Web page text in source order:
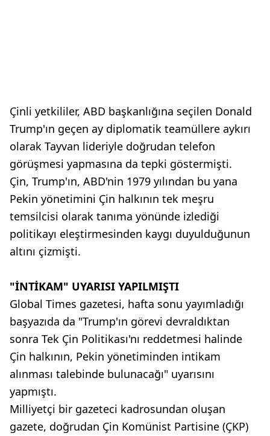
Çinli yetkililer, ABD başkanlığına seçilen Donald
Trump'ın geçen ay diplomatik teamüllere aykırı
olarak Tayvan lideriyle doğrudan telefon
görüşmesi yapmasına da tepki göstermişti.
Çin, Trump'ın, ABD'nin 1979 yılından bu yana
Pekin yönetimini Çin halkının tek meşru
temsilcisi olarak tanıma yönünde izlediği
politikayı eleştirmesinden kaygı duyulduğunun
altını çizmişti.
"İNTİKAM" UYARISI YAPILMIŞTI
Global Times gazetesi, hafta sonu yayımladığı
başyazıda da "Trump'ın görevi devraldıktan
sonra Tek Çin Politikası'nı reddetmesi halinde
Çin halkının, Pekin yönetiminden intikam
alınması talebinde bulunacağı" uyarısını
yapmıştı.
Milliyetçi bir gazeteci kadrosundan oluşan
gazete, doğrudan Çin Komünist Partisine (ÇKP)